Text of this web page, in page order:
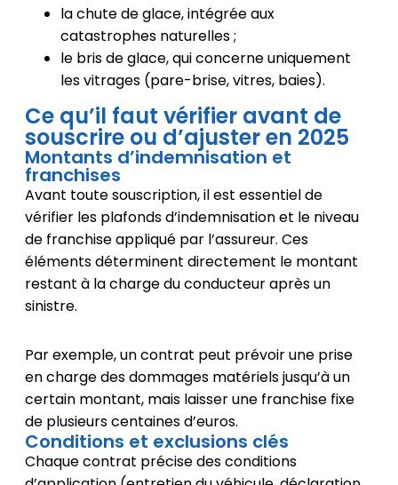
la chute de glace, intégrée aux
catastrophes naturelles ;
le bris de glace, qui concerne uniquement
les vitrages (pare-brise, vitres, baies).
Ce qu’il faut vérifier avant de
souscrire ou d’ajuster en 2025
Montants d’indemnisation et
franchises
Avant toute souscription, il est essentiel de
vérifier les plafonds d’indemnisation et le niveau
de franchise appliqué par l’assureur. Ces
éléments déterminent directement le montant
restant à la charge du conducteur après un
sinistre.
Par exemple, un contrat peut prévoir une prise
en charge des dommages matériels jusqu’à un
certain montant, mais laisser une franchise fixe
de plusieurs centaines d’euros.
Conditions et exclusions clés
Chaque contrat précise des conditions